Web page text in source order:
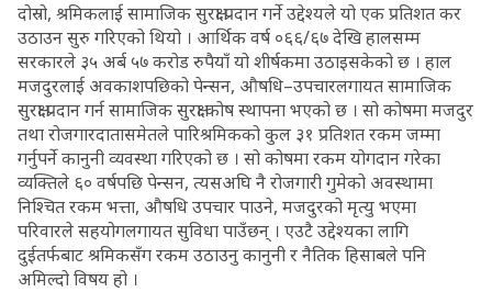
दोस्रो, श्रमिकलाई सामाजिक सुरक्षा प्रदान गर्ने उद्देश्यले यो एक प्रतिशत कर
उठाउन सुरु गरिएको थियो । आर्थिक वर्ष ०६६/६७ देखि हालसम्म
सरकारले ३५ अर्ब ५७ करोड रुपैयाँ यो शीर्षकमा उठाइसकेको छ । हाल
मजदुरलाई अवकाशपछिको पेन्सन, औषधि–उपचारलगायत सामाजिक
सुरक्षा प्रदान गर्न सामाजिक सुरक्षा कोष स्थापना भएको छ । सो कोषमा मजदुर
तथा रोजगारदातासमेतले पारिश्रमिकको कुल ३१ प्रतिशत रकम जम्मा
गर्नुपर्ने कानुनी व्यवस्था गरिएको छ । सो कोषमा रकम योगदान गरेका
व्यक्तिले ६० वर्षपछि पेन्सन, त्यसअघि नै रोजगारी गुमेको अवस्थामा
निश्चित रकम भत्ता, औषधि उपचार पाउने, मजदुरको मृत्यु भएमा
परिवारले सहयोगलगायत सुविधा पाउँछन् । एउटै उद्देश्यका लागि
दुईतर्फबाट श्रमिकसँग रकम उठाउनु कानुनी र नैतिक हिसाबले पनि
अमिल्दो विषय हो ।